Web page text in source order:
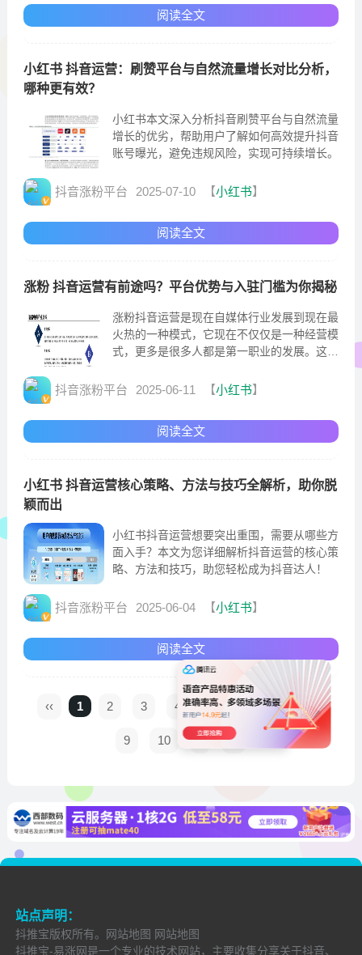
阅读全文
小红书 抖音运营：刷赞平台与自然流量增长对比分析，
哪种更有效？
小红书本文深入分析抖音刷赞平台与自然流量
增长的优劣，帮助用户了解如何高效提升抖音
账号曝光，避免违规风险，实现可持续增长。
抖音涨粉平台 2025-07-10 【小红书】
阅读全文
涨粉 抖音运营有前途吗？平台优势与入驻门槛为你揭秘
涨粉抖音运营是现在自媒体行业发展到现在最
火热的一种模式，它现在不仅仅是一种经营模
式，更多是很多人都是第一职业的发展。这也
抖音涨粉平台 2025-06-11 【小红书】
阅读全文
小红书 抖音运营核心策略、方法与技巧全解析，助你脱
颖而出
小红书抖音运营想要突出重围，需要从哪些方
面入手？本文为您详细解析抖音运营的核心策
略、方法和技巧，助您轻松成为抖音达人！
抖音涨粉平台 2025-06-04 【小红书】
阅读全文
‹‹ 1 2 3 4 5 6 7 8
9 10 › ››
站点声明：
抖推宝版权所有。 网站地图 网站地图
抖推宝-易涨网是一个专业的技术网站，主要收集分享关于抖音、